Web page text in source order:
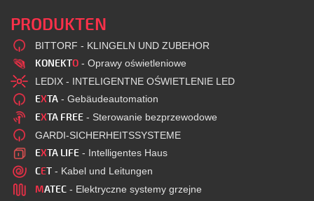
PRODUKTEN
BITTORF - KLINGELN UND ZUBEHOR
KONEKTO - Oprawy oświetleniowe
LEDIX - INTELIGENTNE OŚWIETLENIE LED
EXTA - Gebäudeautomation
EXTA FREE - Sterowanie bezprzewodowe
GARDI-SICHERHEITSSYSTEME
EXTA LIFE - Intelligentes Haus
CET - Kabel und Leitungen
MATEC - Elektryczne systemy grzejne